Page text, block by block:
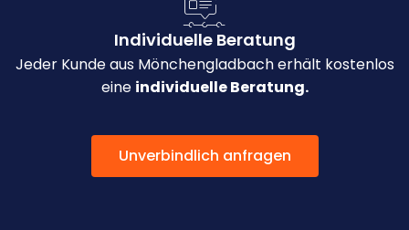
Individuelle Beratung
Jeder Kunde aus Mönchengladbach erhält kostenlos
eine individuelle Beratung.
Unverbindlich anfragen